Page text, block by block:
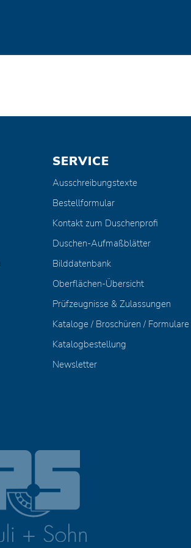
SERVICE
Ausschreibungstexte
Bestellformular
Kontakt zum Duschenprofi
Duschen-Aufmaßblätter
Bilddatenbank
Oberflächen-Übersicht
Prüfzeugnisse & Zulassungen
Kataloge / Broschüren / Formulare
Katalogbestellung
Newsletter